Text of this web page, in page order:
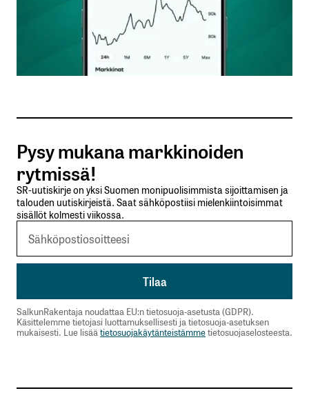
Nimesi tai nimimerkkisi
Sähköpostiosoitteesi
Tilaa SalkunRakentajan uutiskirje
Lähetä kommentti
Pysy mukana markkinoiden
rytmissä!
SR-uutiskirje on yksi Suomen monipuolisimmista sijoittamisen ja
talouden uutiskirjeistä. Saat sähköpostiisi mielenkiintoisimmat
sisällöt kolmesti viikossa.
SalkunRakentaja noudattaa EU:n tietosuoja-asetusta (GDPR).
Käsittelemme tietojasi luottamuksellisesti ja tietosuoja-asetuksen
mukaisesti. Lue lisää tietosuojakäytänteistämmetietosuojaselosteesta.